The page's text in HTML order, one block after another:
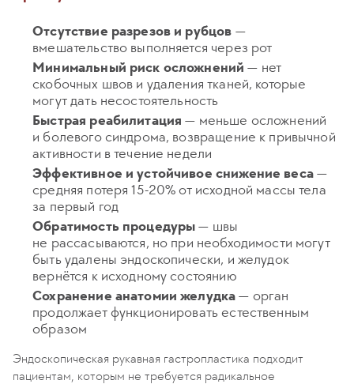
Отсутствие разрезов и рубцов —
вмешательство выполняется через рот
Минимальный риск осложнений — нет
скобочных швов и удаления тканей, которые
могут дать несостоятельность
Быстрая реабилитация — меньше осложнений
и болевого синдрома, возвращение к привычной
активности в течение недели
Эффективное и устойчивое снижение веса—
средняя потеря 15-20% от исходной массы тела
за первый год
Обратимость процедуры— швы
не рассасываются, но при необходимости могут
быть удалены эндоскопически, и желудок
вернётся к исходному состоянию
Сохранение анатомии желудка— орган
продолжает функционировать естественным
образом
Эндоскопическая рукавная гастропластика подходит
пациентам, которым не требуется радикальное